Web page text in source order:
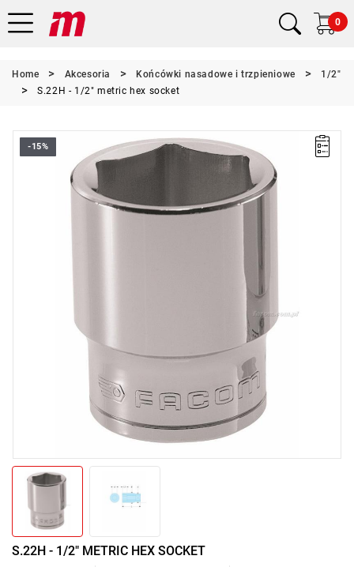
0
Home Akcesoria Końcówki nasadowe i trzpieniowe
1/2"
S.22H - 1/2" metric hex socket
-15%
S.22H - 1/2" METRIC HEX SOCKET